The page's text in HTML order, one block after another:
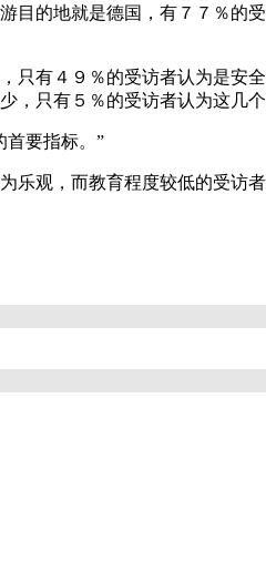
的地就是德国，有７７％的
有４９％的受访者认为是安
，只有５％的受访者认为这几个
要指标。”
观，而教育程度较低的受访者